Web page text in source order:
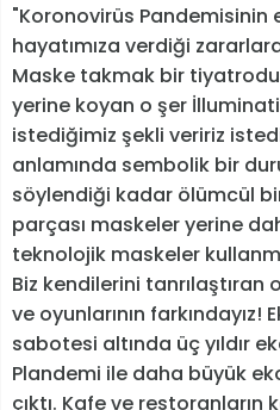
"Koronovirüs Pandemisinin
hayatımıza verdiği
Maske takmak bir
yerine koyan o şer
istediğimiz şekli veririz
anlamında sembolik bir
söylendiği kadar ölümcül
parçası maskeler yerine
teknolojik maskeler
Biz kendilerini
ve oyunlarının farkındayız!
sabotesi altında üç yıldır
Plandemi ile daha büyük
çıktı. Kafe ve restoranların